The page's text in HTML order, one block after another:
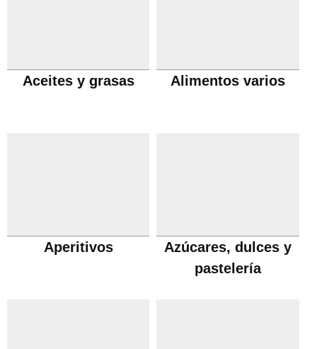
Aceites y grasas Alimentos varios
Aperitivos
Azúcares, dulces y
pastelería